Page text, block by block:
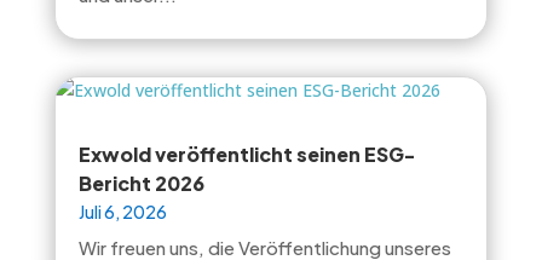
Exwold veröffentlicht seinen ESG-
Bericht 2026
Juli 6, 2026
Wir freuen uns, die Veröffentlichung unseres